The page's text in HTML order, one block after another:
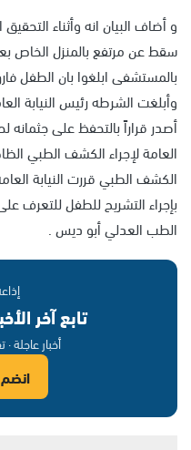
و أضاف البيان انه وأثناء
سقط عن مرتفع بالمنزل الخاص
بالمستشفى ابلغوا بان الطفل
وأبلغت الشرطه رئيس النيابة
أصدر قراراً بالتحفظ على جثمانه
العامة لإجراء الكشف الطبي
الكشف الطبي قررت النيابة
بإجراء التشريح للطفل للتعرف
الطب العدلي أبو ديس .
تابع آخر
أخبار عاجلة